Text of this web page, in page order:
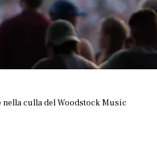
nella culla del Woodstock Music